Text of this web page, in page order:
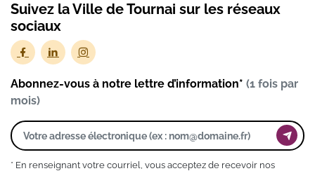
Suivez la Ville de Tournai sur les réseaux
sociaux
Abonnez-vous à notre lettre d’information* (1 fois par
mois)
* En renseignant votre courriel, vous acceptez de recevoir nos